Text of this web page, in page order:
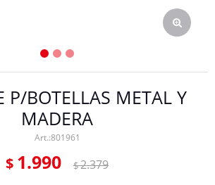
P/BOTELLAS METAL Y
MADERA
801961
$ 1.990 $2.379